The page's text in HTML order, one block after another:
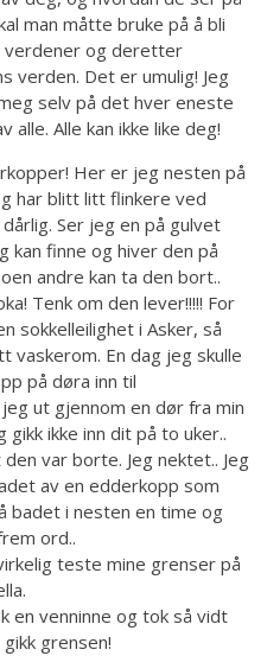
man måtte bruke på å bli
verdener og deretter
verden. Det er umulig! Jeg
selv på det hver eneste
alle. Alle kan ikke like deg!
Her er jeg nesten på
har blitt litt flinkere ved
Ser jeg en på gulvet
kan finne og hiver den på
andre kan ta den bort..
Tenk om den lever!!!!! For
sokkelleilighet i Asker, så
vaskerom. En dag jeg skulle
på døra inn til
ut gjennom en dør fra min
gikk ikke inn dit på to uker..
var borte. Jeg nektet.. Jeg
av en edderkopp som
badet i nesten en time og
ord..
teste mine grenser på
en venninne og tok så vidt
grensen!